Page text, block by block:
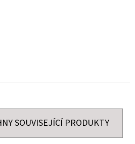
SOUVISEJÍCÍ PRODUKTY